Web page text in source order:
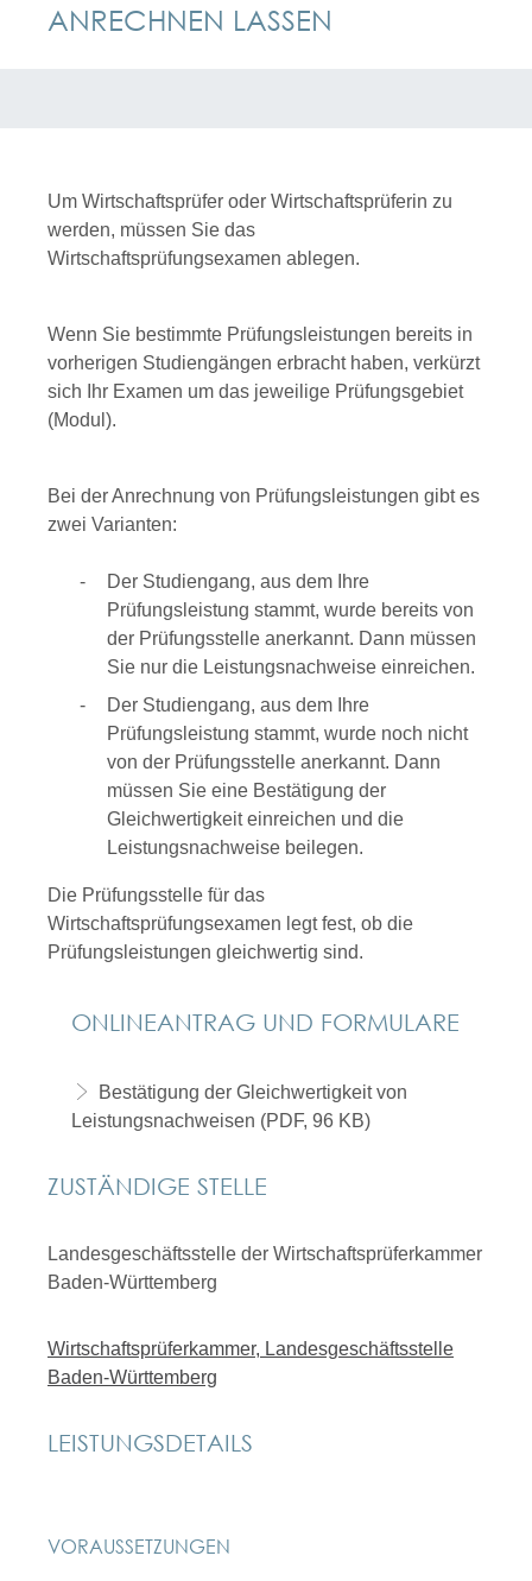
ANRECHNEN LASSEN
Um Wirtschaftsprüfer oder Wirtschaftsprüferin zu
werden, müssen Sie das
Wirtschaftsprüfungsexamen ablegen.
Wenn Sie bestimmte Prüfungsleistungen bereits in
vorherigen Studiengängen erbracht haben, verkürzt
sich Ihr Examen um das jeweilige Prüfungsgebiet
(Modul).
Bei der Anrechnung von Prüfungsleistungen gibt es
zwei Varianten:
Der Studiengang, aus dem Ihre
Prüfungsleistung stammt, wurde bereits von
der Prüfungsstelle anerkannt. Dann müssen
Sie nur die Leistungsnachweise einreichen.
Der Studiengang, aus dem Ihre
Prüfungsleistung stammt, wurde noch nicht
von der Prüfungsstelle anerkannt. Dann
müssen Sie eine Bestätigung der
Gleichwertigkeit einreichen und die
Leistungsnachweise beilegen.
Die Prüfungsstelle für das
Wirtschaftsprüfungsexamen legt fest, ob die
Prüfungsleistungen gleichwertig sind.
ONLINEANTRAG UND FORMULARE
Bestätigung der Gleichwertigkeit von
Leistungsnachweisen (PDF, 96 KB)
ZUSTÄNDIGE STELLE
Landesgeschäftsstelle der Wirtschaftsprüferkammer
Baden-Württemberg
Wirtschaftsprüferkammer, Landesgeschäftsstelle
Baden-Württemberg
LEISTUNGSDETAILS
VORAUSSETZUNGEN